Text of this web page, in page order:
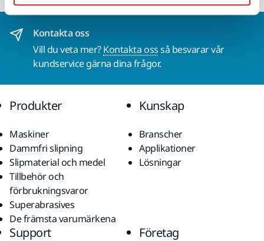
Kontakta oss
Vill du veta mer?Kontakta ossså besvarar vår
kundservice gärna dina frågor.
Produkter
Maskiner
Dammfri slipning
Slipmaterial och medel
Tillbehör och
förbrukningsvaror
Superabrasives
De främsta varumärkena
Kunskap
Branscher
Applikationer
Lösningar
Support Företag